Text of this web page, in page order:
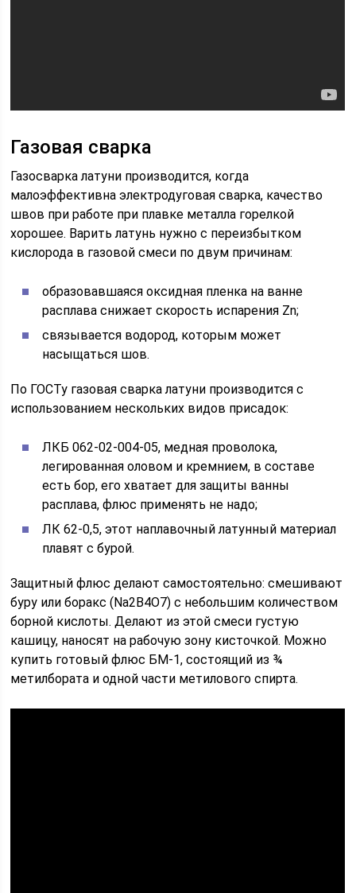
Газовая сварка
Газосварка латуни производится, когда
малоэффективна электродуговая сварка, качество
швов при работе при плавке металла горелкой
хорошее. Варить латунь нужно с переизбытком
кислорода в газовой смеси по двум причинам:
образовавшаяся оксидная пленка на ванне
расплава снижает скорость испарения Zn;
связывается водород, которым может
насыщаться шов.
По ГОСТу газовая сварка латуни производится с
использованием нескольких видов присадок:
ЛКБ 062-02-004-05, медная проволока,
легированная оловом и кремнием, в составе
есть бор, его хватает для защиты ванны
расплава, флюс применять не надо;
ЛК 62-0,5, этот наплавочный латунный материал
плавят с бурой.
Защитный флюс делают самостоятельно: смешивают
буру или боракс (Na2B4O7) с небольшим количеством
борной кислоты. Делают из этой смеси густую
кашицу, наносят на рабочую зону кисточкой. Можно
купить готовый флюс БМ-1, состоящий из ¾
метилбората и одной части метилового спирта.